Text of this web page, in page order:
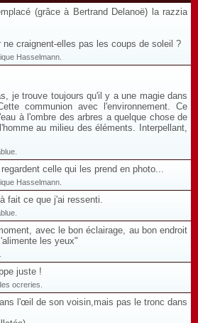
(grâce à Bertrand Delanoë) la razzia
craignent-elles pas les coups de soleil ?
Hasselmann.
je trouve toujours qu'il y a une magie dans
communion avec l'environnement. Ce
à l'ombre des arbres a quelque chose de
au milieu des éléments. Interpellant,
celle qui les prend en photo...
Hasselmann.
fait ce que j'ai ressenti.
avec le bon éclairage, au bon endroit
les yeux"
juste !
ocreries.
l'œil de son voisin,mais pas le tronc dans